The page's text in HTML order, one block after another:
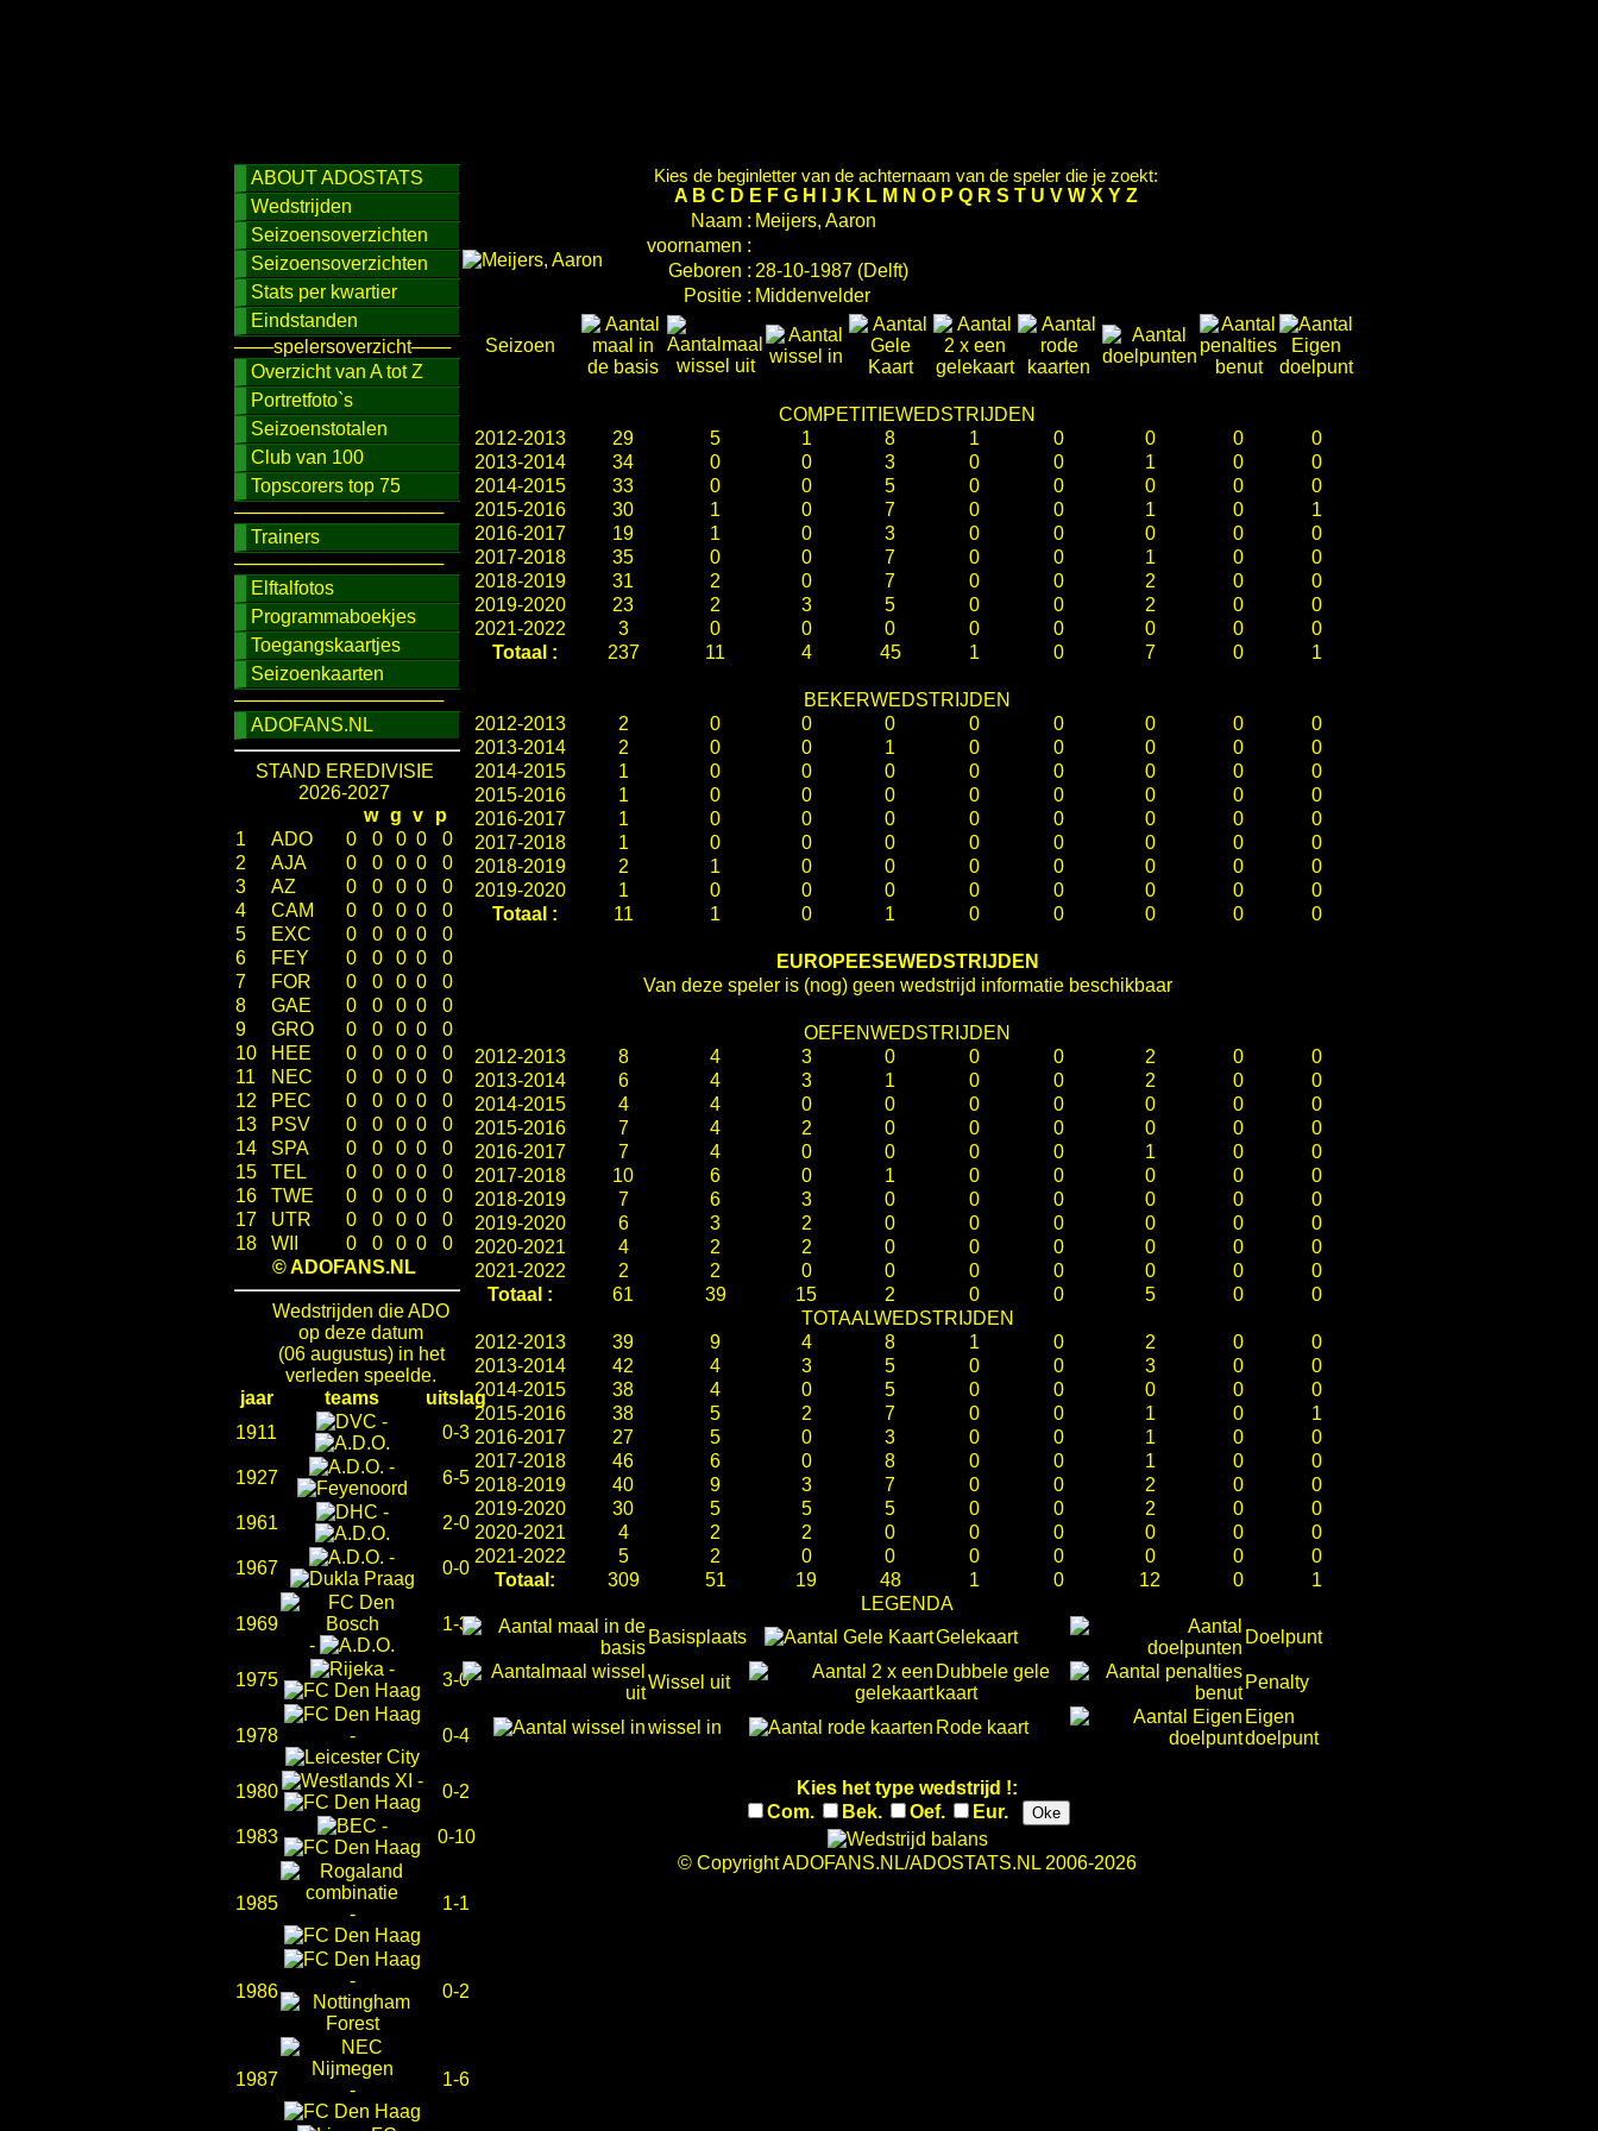
ABOUT ADOSTATS
Wedstrijden
Seizoensoverzichten
Seizoensoverzichten
Stats per kwartier
Eindstanden
───spelersoverzicht───
Overzicht van A tot Z
Portretfoto`s
Seizoenstotalen
Club van 100
Topscorers top 75
────────────────
Trainers
────────────────
Elftalfotos
Programmaboekjes
Toegangskaartjes
Seizoenkaarten
────────────────
ADOFANS.NL
STAND EREDIVISIE
2026-2027
w g v
p
1
ADO 0 0 0 0
0
2
AJA 0 0 0 0
0
3
AZ 0 0 0 0
0
4
CAM 0 0 0 0
0
5
EXC 0 0 0 0
0
6
FEY 0 0 0 0
0
7
FOR 0 0 0 0
0
8
GAE 0 0 0 0
0
9
GRO 0 0 0 0
0
10
HEE 0 0 0 0
0
11
NEC 0 0 0 0
0
12
PEC 0 0 0 0
0
13
PSV 0 0 0 0
0
14
SPA 0 0 0 0
0
15
TEL 0 0 0 0
0
16
TWE 0 0 0 0
0
17
UTR 0 0 0 0
0
18
WII 0 0 0 0
0
© ADOFANS.NL
Wedstrijden die ADO
op deze datum
(06 augustus) in het
verleden speelde.
jaar
teams
uitslag
1911
-
0-3
1927
-
6-5
1961
-
2-0
1967
-
0-0
1969
-
1-3
1975
-
3-0
1978 - 0-4
1980
-
0-2
1983
-
0-10
1985
-
1-1
1986
-
0-2
1987
-
1-6
Kies de beginletter van de achternaam van de speler die je zoekt:
A B C D E F G H J K L M N O P Q R S T U V W X Y Z
Naam : Meijers, Aaron
voornamen :
Geboren : 28-10-1987 (Delft)
Positie : Middenvelder
Seizoen
COMPETITIEWEDSTRIJDEN
2012-2013
29 5 1 8 1 0 0 0
0
2013-2014
34 0 0 3 0 0 1 0
0
2014-2015
33 0 0 5 0 0 0 0
0
2015-2016
30 1 0 7 0 0 1 0
1
2016-2017
19 1 0 3 0 0 0 0
0
2017-2018
35 0 0 7 0 0 1 0
0
2018-2019
31 2 0 7 0 0 2 0
0
2019-2020
23 2 3 5 0 0 2 0
0
2021-2022
3 0 0 0 0 0 0 0
0
Totaal :
237 11 4 45 1 0 7 0 1
BEKERWEDSTRIJDEN
2012-2013
2 0 0 0 0 0 0 0
0
2013-2014
2 0 0 1 0 0 0 0
0
2014-2015
1 0 0 0 0 0 0 0
0
2015-2016
1 0 0 0 0 0 0 0
0
2016-2017
1 0 0 0 0 0 0 0
0
2017-2018
1 0 0 0 0 0 0 0
0
2018-2019
2 1 0 0 0 0 0 0
0
2019-2020
1 0 0 0 0 0 0 0
0
Totaal :
11 1 0 1 0 0 0 0 0
EUROPEESEWEDSTRIJDEN
Van deze speler is (nog) geen wedstrijd informatie beschikbaar
OEFENWEDSTRIJDEN
2012-2013
8 4 3 0 0 0 2 0
0
2013-2014
6 4 3 1 0 0 2 0
0
2014-2015
4 4 0 0 0 0 0 0
0
2015-2016
7 4 2 0 0 0 0 0
0
2016-2017
7 4 0 0 0 0 1 0
0
2017-2018
10 6 0 1 0 0 0 0
0
2018-2019
7 6 3 0 0 0 0 0
0
2019-2020
6 3 2 0 0 0 0 0
0
2020-2021
4 2 2 0 0 0 0 0
0
2021-2022
2 2 0 0 0 0 0 0
0
Totaal :
61 39 15 2 0 0 5 0
0
TOTAALWEDSTRIJDEN
2012-2013
39 9 4 8 1 0 2 0
0
2013-2014
42 4 3 5 0 0 3 0
0
2014-2015
38 4 0 5 0 0 0 0
0
2015-2016
38 5 2 7 0 0 1 0
1
2016-2017
27 5 0 3 0 0 1 0
0
2017-2018
46 6 0 8 0 0 1 0
0
2018-2019
40 9 3 7 0 0 2 0
0
2019-2020
30 5 5 5 0 0 2 0
0
2020-2021
4 2 2 0 0 0 0 0
0
2021-2022
5 2 0 0 0 0 0 0
0
Totaal:
309 51 19 48 1 0 12 0
1
LEGENDA
Basisplaats
Gelekaart Doelpunt
Wissel uit
Dubbele gele
kaart
Penalty
wissel in Rode kaart
Eigen
doelpunt
Kies het type wedstrijd !:
Com.
Bek. Oef. Eur. Oke
© Copyright ADOFANS.NL/ADOSTATS.NL 2006-2026